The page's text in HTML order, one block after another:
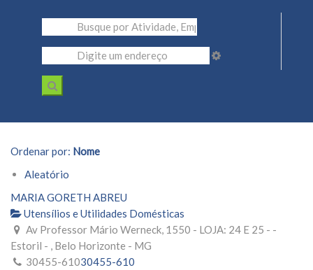
Ordenar por: Nome
Aleatório
MARIA GORETH ABREU
Utensílios e Utilidades Domésticas
Av Professor Mário Werneck, 1550 - LOJA: 24 E 25 - -
Estoril - , Belo Horizonte - MG
30455-61030455-610